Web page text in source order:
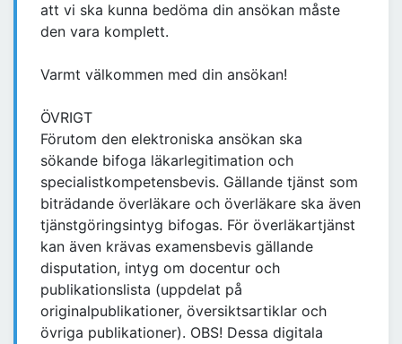
att vi ska kunna bedöma din ansökan måste
den vara komplett.
Varmt välkommen med din ansökan!
ÖVRIGT
Förutom den elektroniska ansökan ska
sökande bifoga läkarlegitimation och
specialistkompetensbevis. Gällande tjänst som
biträdande överläkare och överläkare ska även
tjänstgöringsintyg bifogas. För överläkartjänst
kan även krävas examensbevis gällande
disputation, intyg om docentur och
publikationslista (uppdelat på
originalpublikationer, översiktsartiklar och
övriga publikationer). OBS! Dessa digitala